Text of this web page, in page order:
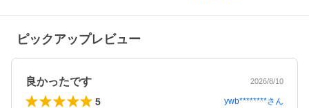
ピックアップレビュー
良かったです 2026/8/10
5 ywb********さん